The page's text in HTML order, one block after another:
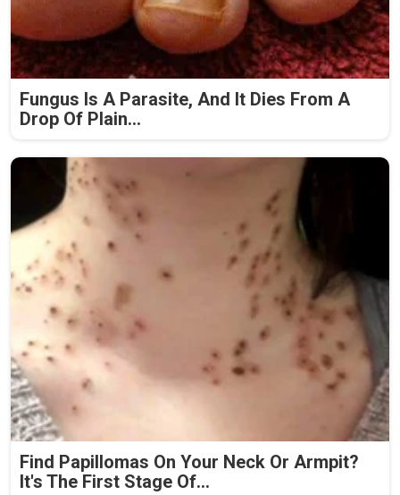
Fungus Is A Parasite, And It Dies From A
Drop Of Plain...
Find Papillomas On Your Neck Or Armpit?
It's The First Stage Of...